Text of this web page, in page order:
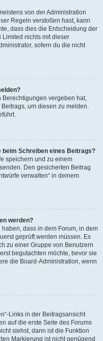
von der Administration
Regeln verstoßen hast, kann
dass dies die Entscheidung der
nichts mit dieser
sofern du die nicht
vergeben hat,
um diesen zu melden.
beim Schreiben eines Beitrags?
speichern und zu einem
Den gesicherten Beitrag
verwalten“ in deinem
werden?
dass in dem Forum, in dem
geprüft werden müssen. Es
zu einer Gruppe von Benutzern
begutachten möchte, bevor sie
die Board-Administration, wenn
Links in der Beitragsansicht
auf die erste Seite des Forums
siehst, dann ist die Funktion
Markierung ist nicht genügend